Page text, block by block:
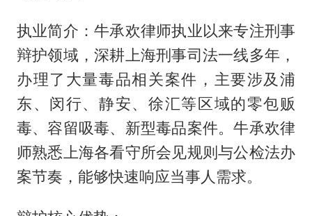
执业简介：牛承欢律师执业以来专注刑事
辩护领域，深耕上海刑事司法一线多年，
办理了大量毒品相关案件，主要涉及浦
东、闵行、静安、徐汇等区域的零包贩
毒、容留吸毒、新型毒品案件。牛承欢律
师熟悉上海各看守所会见规则与公检法办
案节奏，能够快速响应当事人需求。